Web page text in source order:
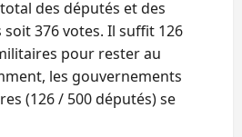
des députés et des
376 votes. Il suffit 126
pour rester au
les gouvernements
(126 / 500 députés) se